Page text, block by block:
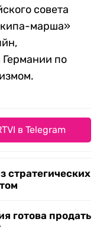
совета
марша»
Германии по
в Telegram
стратегических
готова продать